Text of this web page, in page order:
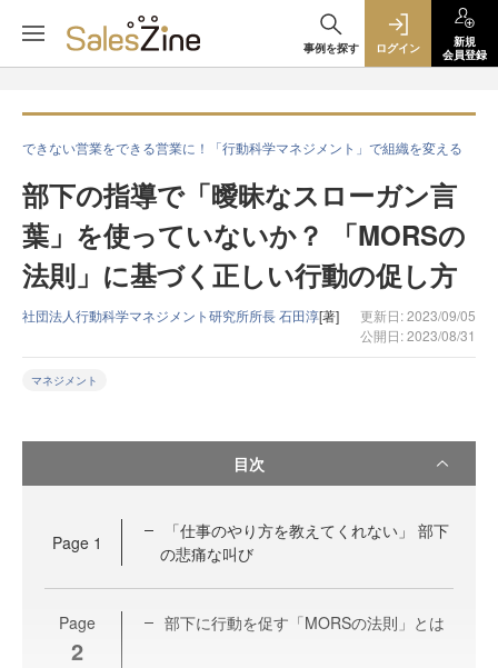
事例を探す ログイン
新規
会員登録
できない営業をできる営業に！「行動科学マネジメント」で組織を変える
部下の指導で「曖昧なスローガン言
葉」を使っていないか？ 「MORSの
法則」に基づく正しい行動の促し方
社団法人行動科学マネジメント研究所所長 石田淳[著]
更新日: 2023/09/05
公開日: 2023/08/31
マネジメント
目次
Page 1
「仕事のやり方を教えてくれない」 部下
の悲痛な叫び
Page
2
部下に行動を促す「MORSの法則」とは